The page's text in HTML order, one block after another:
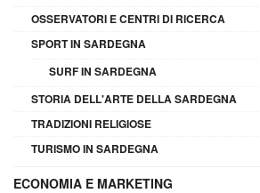
OSSERVATORI E CENTRI DI RICERCA
SPORT IN SARDEGNA
SURF IN SARDEGNA
STORIA DELL'ARTE DELLA SARDEGNA
TRADIZIONI RELIGIOSE
TURISMO IN SARDEGNA
ECONOMIA E MARKETING